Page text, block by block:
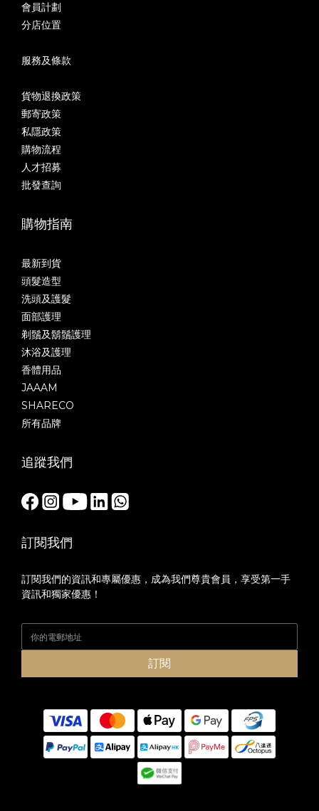
會員計劃
分店位置
服務及條款
貨物退換政策
郵寄政策
私隱政策
購物流程
人才招募
批發查詢
購物指南
最新到貨
頭髮造型
洗頭及護髮
面部護理
剃鬚及鬍鬚護理
沐浴及護理
香體用品
JAAAM
SHARECO
所有品牌
追蹤我們
訂閱我們
訂閱我們的資訊和專屬優惠，成為我們尊貴會員，享受第一手
資訊和獨家優惠！
訂閱